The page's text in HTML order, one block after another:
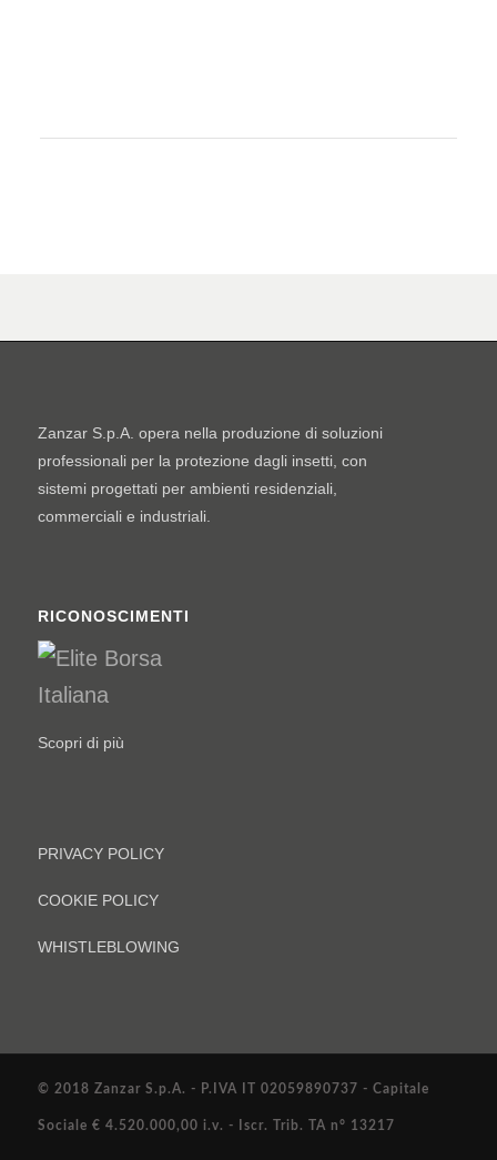
Zanzar S.p.A. opera nella produzione di soluzioni
professionali per la protezione dagli insetti, con
sistemi progettati per ambienti residenziali,
commerciali e industriali.
RICONOSCIMENTI
Scopri di più
PRIVACY POLICY
COOKIE POLICY
WHISTLEBLOWING
© 2018 Zanzar S.p.A. - P.IVA IT 02059890737 - Capitale
Sociale € 4.520.000,00 i.v. - Iscr. Trib. TA n° 13217